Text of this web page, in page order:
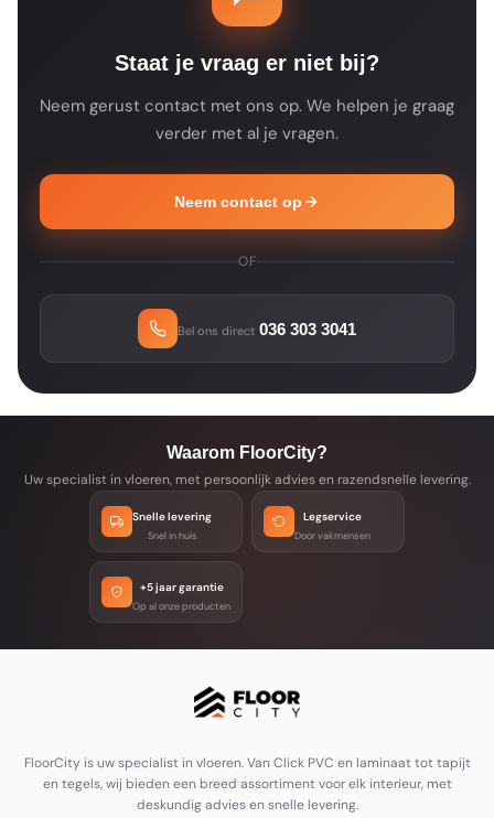
verwachte leverdatum.
Staat je vraag er niet bij?
Neem gerust contact met ons op. We helpen je graag
verder met al je vragen.
Neem contact op
OF
Bel ons direct 036 303 3041
Waarom FloorCity?
Uw specialist in vloeren, met persoonlijk advies en razendsnelle levering.
Snelle levering
Snel in huis
Legservice
Door vakmensen
+5 jaar garantie
Op al onze producten
FloorCity is uw specialist in vloeren. Van Click PVC en laminaat tot tapijt
en tegels, wij bieden een breed assortiment voor elk interieur, met
deskundig advies en snelle levering.